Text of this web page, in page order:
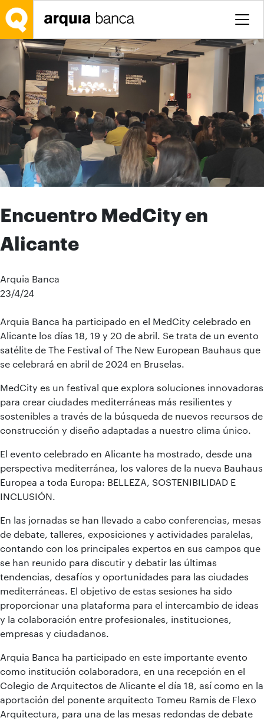
Saltar al contenido principal
Encuentro MedCity en
Alicante
Arquia Banca
23/4/24
Arquia Banca ha participado en el MedCity celebrado en
Alicante los días 18, 19 y 20 de abril. Se trata de un evento
satélite de The Festival of The New European Bauhaus que
se celebrará en abril de 2024 en Bruselas.
MedCity es un festival que explora soluciones innovadoras
para crear ciudades mediterráneas más resilientes y
sostenibles a través de la búsqueda de nuevos recursos de
construcción y diseño adaptadas a nuestro clima único.
El evento celebrado en Alicante ha mostrado, desde una
perspectiva mediterránea, los valores de la nueva Bauhaus
Europea a toda Europa: BELLEZA, SOSTENIBILIDAD E
INCLUSIÓN.
En las jornadas se han llevado a cabo conferencias, mesas
de debate, talleres, exposiciones y actividades paralelas,
contando con los principales expertos en sus campos que
se han reunido para discutir y debatir las últimas
tendencias, desafíos y oportunidades para las ciudades
mediterráneas. El objetivo de estas sesiones ha sido
proporcionar una plataforma para el intercambio de ideas
y la colaboración entre profesionales, instituciones,
empresas y ciudadanos.
Arquia Banca ha participado en este importante evento
como institución colaboradora, en una recepción en el
Colegio de Arquitectos de Alicante el día 18, así como en la
aportación del ponente arquitecto Tomeu Ramis de Flexo
Arquitectura, para una de las mesas redondas de debate